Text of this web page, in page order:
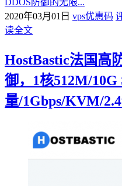
DDOS防御的无限...
2020年03月01日 vps优惠码
读全文
HostBastic法国高
御，1核512M/10G
量/1Gbps/KVM/